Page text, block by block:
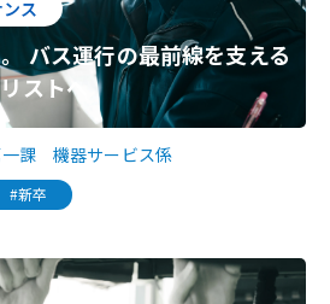
ス
バス運行の最前線を支える
ストへ
課 機器サービス係
#新卒